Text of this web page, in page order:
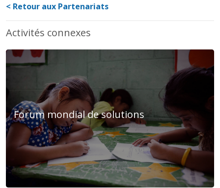
< Retour aux Partenariats
Activités connexes
Forum mondial de solutions